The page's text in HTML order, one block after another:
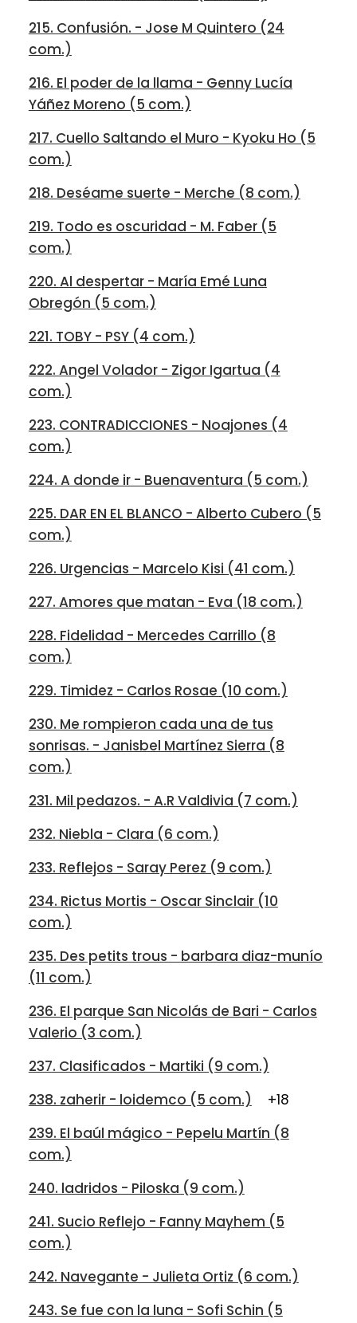
215. Confusión. - Jose M Quintero (24
com.)
216. El poder de la llama - Genny Lucía
Yáñez Moreno (5 com.)
217. Cuello Saltando el Muro - Kyoku Ho (5
com.)
218. Deséame suerte - Merche (8 com.)
219. Todo es oscuridad - M. Faber (5
com.)
220. Al despertar - María Emé Luna
Obregón (5 com.)
221. TOBY - PSY (4 com.)
222. Angel Volador - Zigor Igartua (4
com.)
223. CONTRADICCIONES - Noajones (4
com.)
224. A donde ir - Buenaventura (5 com.)
225. DAR EN EL BLANCO - Alberto Cubero (5
com.)
226. Urgencias - Marcelo Kisi (41 com.)
227. Amores que matan - Eva (18 com.)
228. Fidelidad - Mercedes Carrillo (8
com.)
229. Timidez - Carlos Rosae (10 com.)
230. Me rompieron cada una de tus
sonrisas. - Janisbel Martínez Sierra (8
com.)
231. Mil pedazos. - A.R Valdivia (7 com.)
232. Niebla - Clara (6 com.)
233. Reflejos - Saray Perez (9 com.)
234. Rictus Mortis - Oscar Sinclair (10
com.)
235. Des petits trous - barbara diaz-munío
(11 com.)
236. El parque San Nicolás de Bari - Carlos
Valerio (3 com.)
237. Clasificados - Martiki (9 com.)
238. zaherir - loidemco (5 com.)
+18
239. El baúl mágico - Pepelu Martín (8
com.)
240. ladridos - Piloska (9 com.)
241. Sucio Reflejo - Fanny Mayhem (5
com.)
242. Navegante - Julieta Ortiz (6 com.)
243. Se fue con la luna - Sofi Schin (5